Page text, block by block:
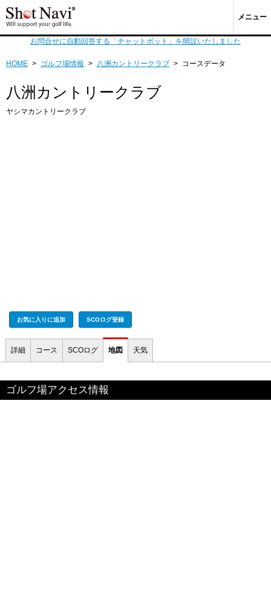
メニュー
お問合せに自動回答する「チャットボット」を開設いたしました
HOME > ゴルフ場情報 > 八洲カントリークラブ > コースデータ
八洲カントリークラブ
ヤシマカントリークラブ
お気に入りに追加 SCOログ登録
詳細 コース SCOログ 地図 天気
ゴルフ場アクセス情報